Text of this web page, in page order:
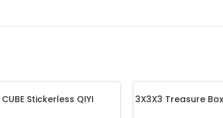
CUBE Stickerless QIYI
3X3X3 Treasure